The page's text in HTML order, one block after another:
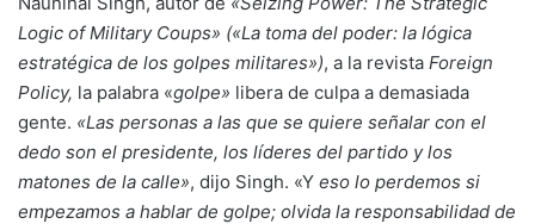
Logic of Military Coups» («La toma del poder: la lógica
estratégica de los golpes militares»), a la revista Foreign
Policy, la palabra «golpe» libera de culpa a demasiada
gente. «Las personas a las que se quiere señalar con el
dedo son el presidente, los líderes del partido y los
matones de la calle», dijo Singh. «Y eso lo perdemos si
empezamos a hablar de golpe; olvida la responsabilidad de